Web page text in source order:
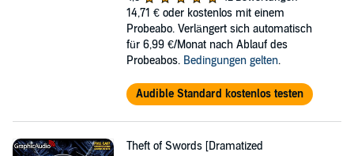
14,71 € oder kostenlos mit einem
Probeabo. Verlängert sich automatisch
für 6,99 €/Monat nach Ablauf des
Probeabos. Bedingungen gelten.
Audible Standard kostenlos testen
Theft of Swords [Dramatized